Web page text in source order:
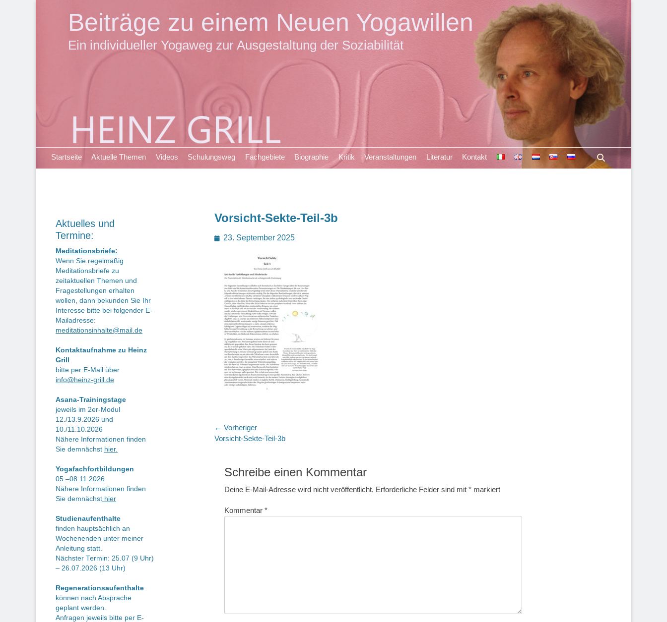
Beiträge zu einem Neuen Yogawillen
Ein individueller Yogaweg zur Ausgestaltung der Soziabilität
Primäres Menü
ZumStartseite Aktuelle Themen Videos Schulungsweg Fachgebiete Biographie Kritik Veranstaltungen Literatur Kontakt
Vorsicht-Sekte-Teil-3b
Posted
23. September 2025
Beitragsnavigation
← Vorheriger
Vorheriger
Vorsicht-Sekte-Teil-3b
Schreibe einen Kommentar
Deine E-Mail-Adresse wird nicht veröffentlicht. Erforderliche Felder sind mit * markiert
Kommentar *
Aktuelles und
Termine:
Meditationsbriefe:
Wenn Sie regelmäßig
Meditationsbriefe zu
zeitaktuellen Themen und
Fragestellungen erhalten
wollen, dann bekunden Sie Ihr
Interesse bitte bei folgender E-
Mailadresse:
meditationsinhalte@mail.de
Kontaktaufnahme zu Heinz
Grill
bitte per E-Mail über
info@heinz-grill.de
Asana-Trainingstage
jeweils im 2er-Modul
12./13.9.2026 und
10./11.10.2026
Nähere Informationen finden
Sie demnächst hier.
Yogafachfortbildungen
05.–08.11.2026
Nähere Informationen finden
Sie demnächst hier
Studienaufenthalte
finden hauptsächlich an
Wochenenden unter meiner
Anleitung statt.
Nächster Termin: 25.07 (9 Uhr)
– 26.07.2026 (13 Uhr)
Regenerationsaufenthalte
können nach Absprache
geplant werden.
Anfragen jeweils bitte per E-